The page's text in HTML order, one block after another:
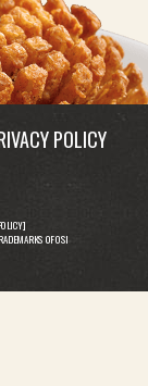
POLICY
]
OF OSI